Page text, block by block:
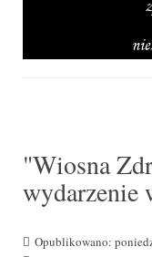
"Wiosna
wydarzenie
Opublikowano: